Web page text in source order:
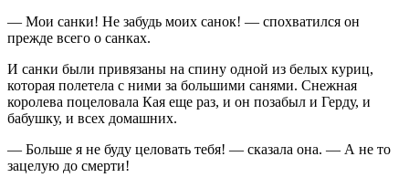
— Мои санки! Не забудь моих санок! — спохватился он
прежде всего о санках.
И санки были привязаны на спину одной из белых куриц,
которая полетела с ними за большими санями. Снежная
королева поцеловала Кая еще раз, и он позабыл и Герду, и
бабушку, и всех домашних.
— Больше я не буду целовать тебя! — сказала она. — А не то
зацелую до смерти!